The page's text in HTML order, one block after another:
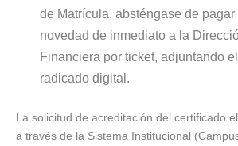
de Matrícula, absténgase de pagar
novedad de inmediato a la
Financiera por ticket, adjuntando
radicado digital.
La solicitud de acreditación del certificado
a través de la Sistema Institucional